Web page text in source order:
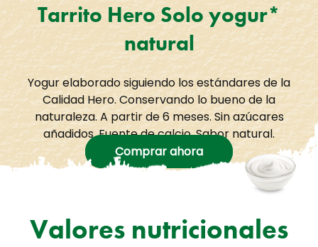
Tarrito Hero Solo yogur*
natural
Yogur elaborado siguiendo los estándares de la
Calidad Hero. Conservando lo bueno de la
naturaleza. A partir de 6 meses. Sin azúcares
añadidos. Fuente de calcio. Sabor natural.
Comprar ahora
Valores nutricionales